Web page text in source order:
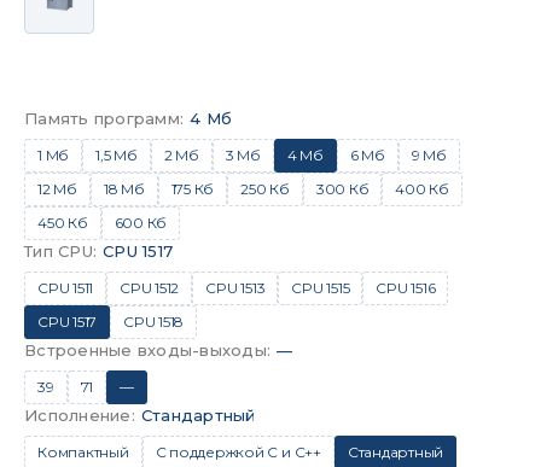
Память программ: 4 Мб
1 Мб 1,5 Мб 2 Мб 3 Мб 4 Мб 6 Мб
9 Мб
12 Мб
18 Мб 175 Кб 250 Кб 300 Кб
400 Кб
450 Кб
600 Кб
Тип CPU: CPU 1517
CPU 1511 CPU 1512 CPU 1513 CPU 1515
CPU 1516
CPU 1517
CPU 1518
Встроенные входы-выходы: —
39 71 —
Исполнение: Стандартный
Компактный С поддержкой C и C++
Стандартный